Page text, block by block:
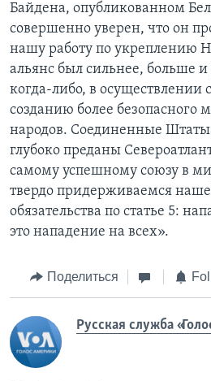
Байдена, опубликованном
совершенно уверен, что он
нашу работу по укреплению
альянс был сильнее, больше
когда-либо, в осуществлении
созданию более безопасного
народов. Соединенные
глубоко преданы
самому успешному союзу в
твердо придерживаемся
обязательства по статье 5:
это нападение на всех».
Поделиться
Русская служба